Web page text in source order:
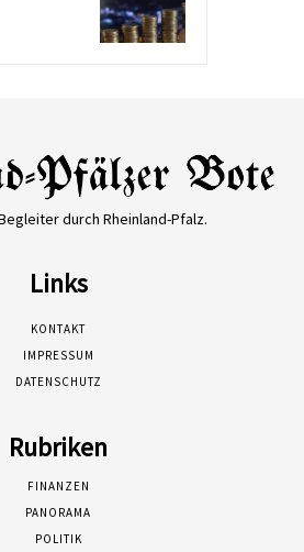
durch Rheinland-Pfalz.
Links
KONTAKT
IMPRESSUM
DATENSCHUTZ
Rubriken
FINANZEN
PANORAMA
POLITIK